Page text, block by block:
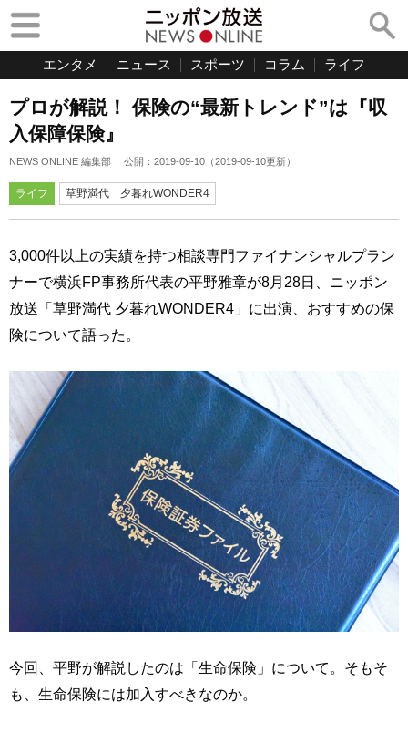
エンタメ ニュース スポーツ コラム ライフ
プロが解説！ 保険の“最新トレンド”は『収
入保障保険』
NEWS ONLINE 編集部 公開： 2019-09-10 （2019-09-10更新）
ライフ 草野満代 夕暮れWONDER4
3,000件以上の実績を持つ相談専門ファイナンシャルプラン
ナーで横浜FP事務所代表の平野雅章が8月28日、ニッポン
放送「草野満代 夕暮れWONDER4」に出演、おすすめの保
険について語った。
今回、平野が解説したのは「生命保険」について。そもそ
も、生命保険には加入すべきなのか。